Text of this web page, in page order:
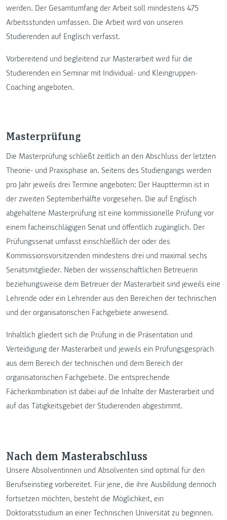
werden. Der Gesamtumfang der Arbeit soll mindestens 475
Arbeitsstunden umfassen. Die Arbeit wird von unseren
Studierenden auf Englisch verfasst.
Vorbereitend und begleitend zur Masterarbeit wird für die
Studierenden ein Seminar mit Individual- und Kleingruppen-
Coaching angeboten.
Masterprüfung
Die Masterprüfung schließt zeitlich an den Abschluss der letzten
Theorie- und Praxisphase an. Seitens des Studiengangs werden
pro Jahr jeweils drei Termine angeboten: Der Haupttermin ist in
der zweiten Septemberhälfte vorgesehen. Die auf Englisch
abgehaltene Masterprüfung ist eine kommissionelle Prüfung vor
einem facheinschlägigen Senat und öffentlich zugänglich. Der
Prüfungssenat umfasst einschließlich der oder des
Kommissionsvorsitzenden mindestens drei und maximal sechs
Senatsmitglieder. Neben der wissenschaftlichen Betreuerin
beziehungsweise dem Betreuer der Masterarbeit sind jeweils eine
Lehrende oder ein Lehrender aus den Bereichen der technischen
und der organisatorischen Fachgebiete anwesend.
Inhaltlich gliedert sich die Prüfung in die Präsentation und
Verteidigung der Masterarbeit und jeweils ein Prüfungsgespräch
aus dem Bereich der technischen und dem Bereich der
organisatorischen Fachgebiete. Die entsprechende
Fächerkombination ist dabei auf die Inhalte der Masterarbeit und
auf das Tätigkeitsgebiet der Studierenden abgestimmt.
Nach dem Masterabschluss
Unsere Absolventinnen und Absolventen sind optimal für den
Berufseinstieg vorbereitet. Für jene, die ihre Ausbildung dennoch
fortsetzen möchten, besteht die Möglichkeit, ein
Doktoratsstudium an einer Technischen Universität zu beginnen.